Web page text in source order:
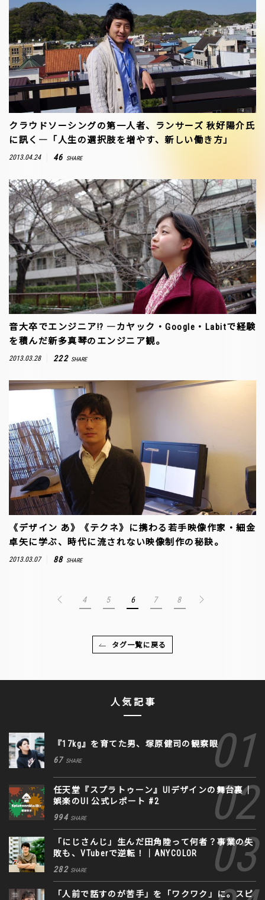
クラウドソーシングの第一人者、ランサーズ 秋好陽介氏
に訊く―「人生の選択肢を増やす、新しい働き方」
2013.04.24 46 SHARE
音大卒でエンジニア!? ―カヤック・Google・Labitで経験
を積んだ新多真琴のエンジニア観。
2013.03.28 222 SHARE
《デザイン あ》《テクネ》に携わる若手映像作家・細金
卓矢に学ぶ、時代に流されない映像制作の秘訣。
2013.03.07 88 SHARE
4 5 6 7 8
タグ一覧に戻る
人気記事
『17kg』を育てた男、塚原健司の観察眼
67 SHARE
任天堂『スプラトゥーン』UIデザインの舞台裏｜
娯楽のUI 公式レポート #2
994 SHARE
「にじさんじ」生んだ田角陸って何者？事業の失
敗も、VTuberで逆転！｜ANYCOLOR
282 SHARE
「人前で話すのが苦手」を「ワクワク」に。スピ